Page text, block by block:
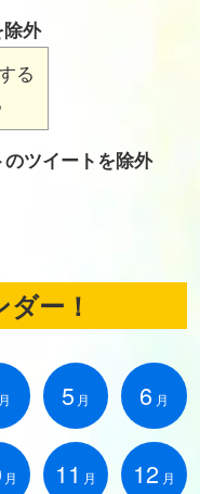
外
る
ツイートを除外
ー！
月 5 月 6 月
月 11 月 12 月